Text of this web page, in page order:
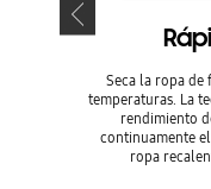
Seca la ropa de
temperaturas. La
rendimiento
continuamente
ropa